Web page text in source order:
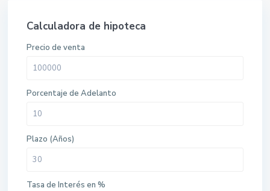
Calculadora de hipoteca
Precio de venta
Porcentaje de Adelanto
Plazo (Años)
Tasa de Interés en %